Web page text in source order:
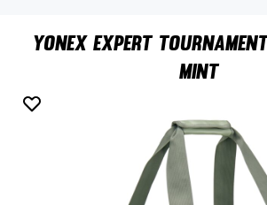
Yonex Expert Tournament
Mint